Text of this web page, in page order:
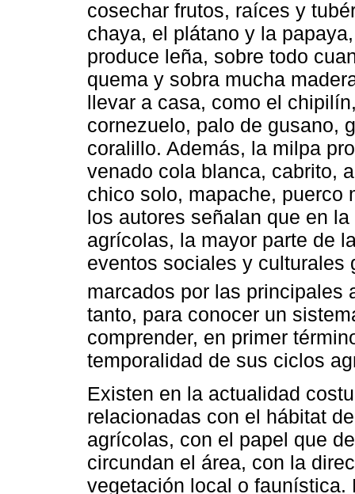
cosechar frutos, raíces y
chaya, el plátano y la
produce leña, sobre todo
quema y sobra mucha
llevar a casa, como el
cornezuelo, palo de gusano,
coralillo. Además, la milpa
venado cola blanca, cabrito,
chico solo, mapache, puerco
los autores señalan que en
agrícolas, la mayor parte de
eventos sociales y culturales
marcados por las
tanto, para conocer un
comprender, en primer
temporalidad de sus ciclos
Existen en la actualidad
relacionadas con el hábitat
agrícolas, con el papel que
circundan el área, con la
vegetación local o faunística.